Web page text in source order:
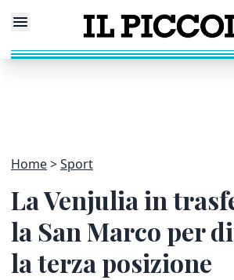
Home Sport
La Venjulia in
la San Marco per
la terza posizione